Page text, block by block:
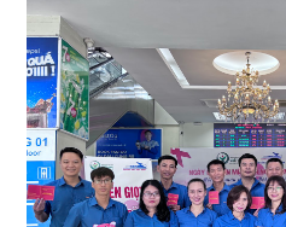
LIÊN
HỆ